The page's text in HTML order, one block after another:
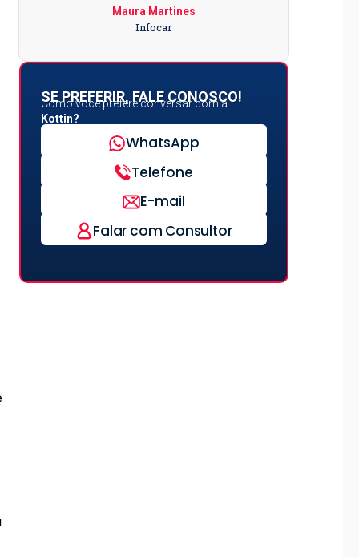
Maura Martines
Infocar
SE PREFERIR, FALE CONOSCO!
Como você prefere conversar com a
Kottin?
WhatsApp
Telefone
E-mail
Falar com Consultor